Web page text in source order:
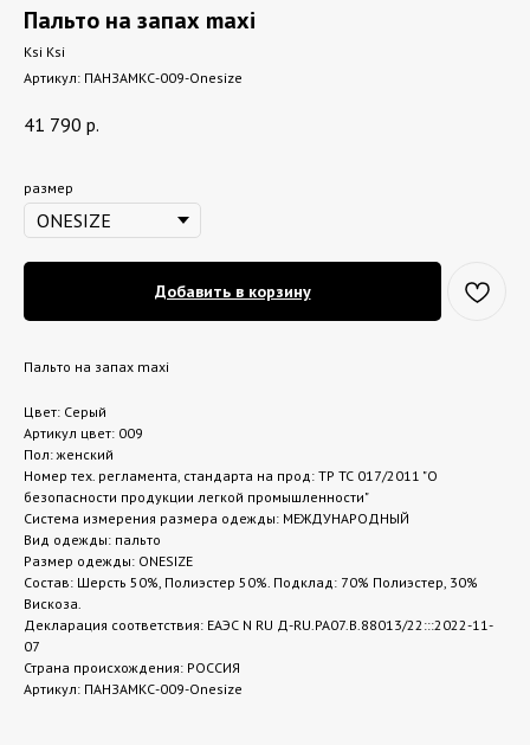
Пальто на запах maxi
Ksi Ksi
Артикул: ПАНЗАМКС-009-Onesize
41 790 р.
размер
Добавить в корзину
Пальто на запах maxi
Цвет: Серый
Артикул цвет: 009
Пол: женский
Номер тех. регламента, стандарта на прод: ТР ТС 017/2011 "О
безопасности продукции легкой промышленности"
Система измерения размера одежды: МЕЖДУНАРОДНЫЙ
Вид одежды: пальто
Размер одежды: ONESIZE
Состав: Шерсть 50%, Полиэстер 50%. Подклад: 70% Полиэстер, 30%
Вискоза.
Декларация соответствия: ЕАЭС N RU Д-RU.РА07.В.88013/22:::2022-11-
07
Страна происхождения: РОССИЯ
Артикул: ПАНЗАМКС-009-Onesize